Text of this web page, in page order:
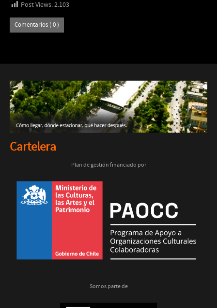
Post Views:2.103
Comentarios ( 0 )
Cartelera
Plan de gestión financiado por
Somos parte de